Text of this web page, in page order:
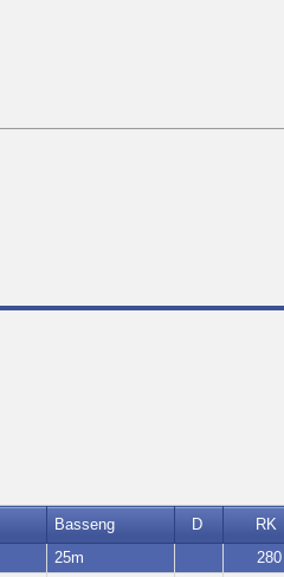
Basseng D RK
25m 280